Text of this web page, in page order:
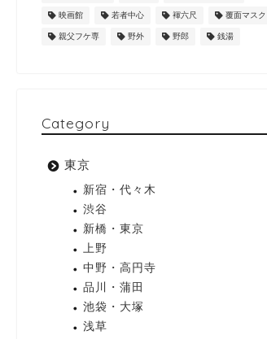
映画館 若者中心 褌六尺 覆面マスク
親父フケ専 野外 野郎 銭湯
Category
東京
新宿・代々木
渋谷
新橋・東京
上野
中野・高円寺
品川・蒲田
池袋・大塚
浅草